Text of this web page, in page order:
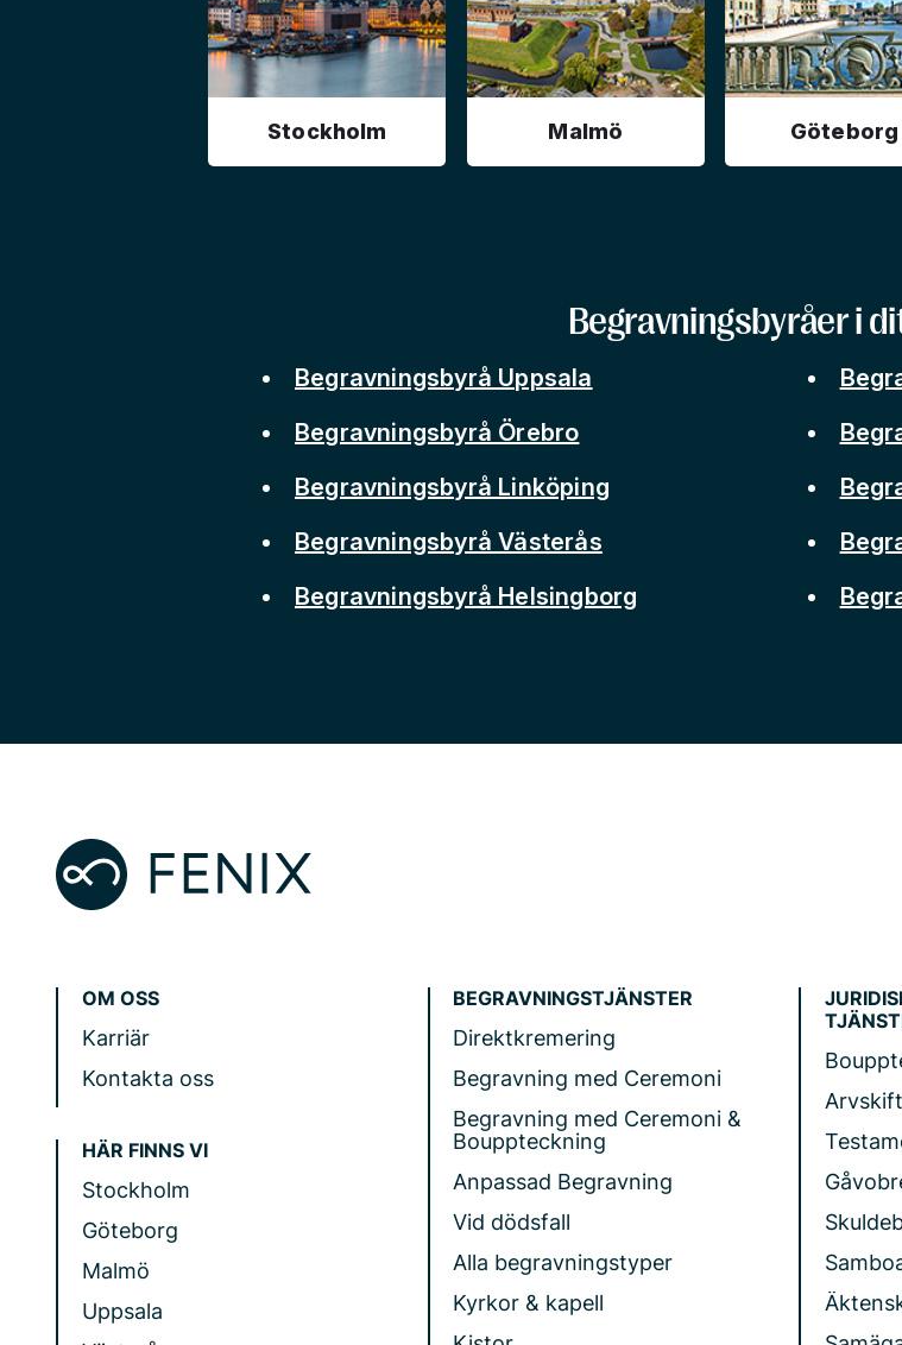
Stockholm Malmö Göteborg
Begravningsbyråer i
Begravningsbyrå Uppsala
Begravningsbyrå Örebro
Begravningsbyrå Linköping
Begravningsbyrå Västerås
Begravningsbyrå Helsingborg
OM OSS
Karriär
Kontakta oss
HÄR FINNS VI
Stockholm
Göteborg
Malmö
Uppsala
BEGRAVNINGSTJÄNSTER
Direktkremering
Begravning med Ceremoni
Begravning med Ceremoni &
Bouppteckning
Anpassad Begravning
Vid dödsfall
Alla begravningstyper
Kyrkor & kapell